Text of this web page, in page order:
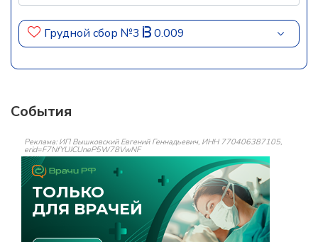
Грудной сбор №3 0.009
События
Реклама: ИП Вышковский Евгений Геннадьевич, ИНН 770406387105,
erid=F7NfYUJCUneP5W78VwNF